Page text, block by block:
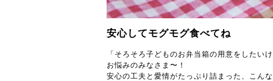
安心してモグモグ食べてね
「そろそろ子どものお弁当箱の用意をしたい
お悩みのみなさま〜！
安心の工夫と愛情がたっぷり詰まった、こん